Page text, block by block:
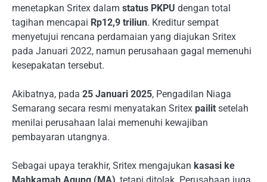
menetapkan Sritex dalam status PKPU dengan total
tagihan mencapai Rp12,9 triliun. Kreditur sempat
menyetujui rencana perdamaian yang diajukan Sritex
pada Januari 2022, namun perusahaan gagal memenuhi
kesepakatan tersebut.
Akibatnya, pada 25 Januari 2025, Pengadilan Niaga
Semarang secara resmi menyatakan Sritex pailit setelah
menilai perusahaan lalai memenuhi kewajiban
pembayaran utangnya.
Sebagai upaya terakhir, Sritex mengajukan kasasi ke